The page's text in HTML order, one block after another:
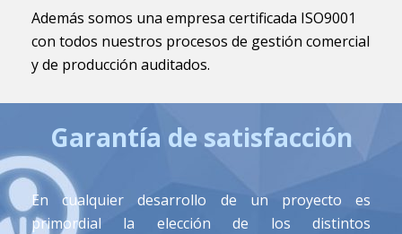
Además somos una empresa certificada ISO9001
con todos nuestros procesos de gestión comercial
y de producción auditados.
Garantía de satisfacción
En cualquier desarrollo de un proyecto es
primordial la elección de los distintos